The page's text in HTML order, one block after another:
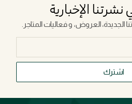
الإخبارية
العروض، و فعاليات المتاجر.
اشترك